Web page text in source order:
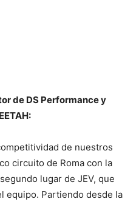
de DS Performance y
de nuestros
circuito de Roma con la
lugar de JEV, que
equipo. Partiendo desde la